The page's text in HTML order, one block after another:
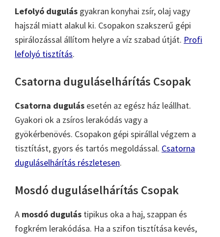
Lefolyó dugulás gyakran konyhai zsír, olaj vagy
hajszál miatt alakul ki. Csopakon szakszerű gépi
spirálozással állítom helyre a víz szabad útját. Profi
lefolyó tisztítás.
Csatorna duguláselhárítás Csopak
Csatorna dugulás esetén az egész ház leállhat.
Gyakori ok a zsíros lerakódás vagy a
gyökérbenövés. Csopakon gépi spirállal végzem a
tisztítást, gyors és tartós megoldással. Csatorna
duguláselhárítás részletesen.
Mosdó duguláselhárítás Csopak
A mosdó dugulás tipikus oka a haj, szappan és
fogkrém lerakódása. Ha a szifon tisztítása kevés,